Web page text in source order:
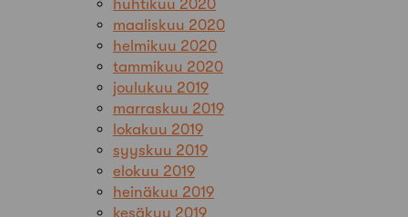
huhtikuu 2020
maaliskuu 2020
helmikuu 2020
tammikuu 2020
joulukuu 2019
marraskuu 2019
lokakuu 2019
syyskuu 2019
elokuu 2019
heinäkuu 2019
kesäkuu 2019